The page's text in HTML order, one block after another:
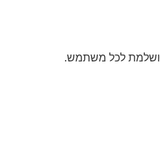
לכל משתמש.